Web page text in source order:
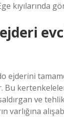
kıyılarında
ejderini
Bu
ve
varlığına